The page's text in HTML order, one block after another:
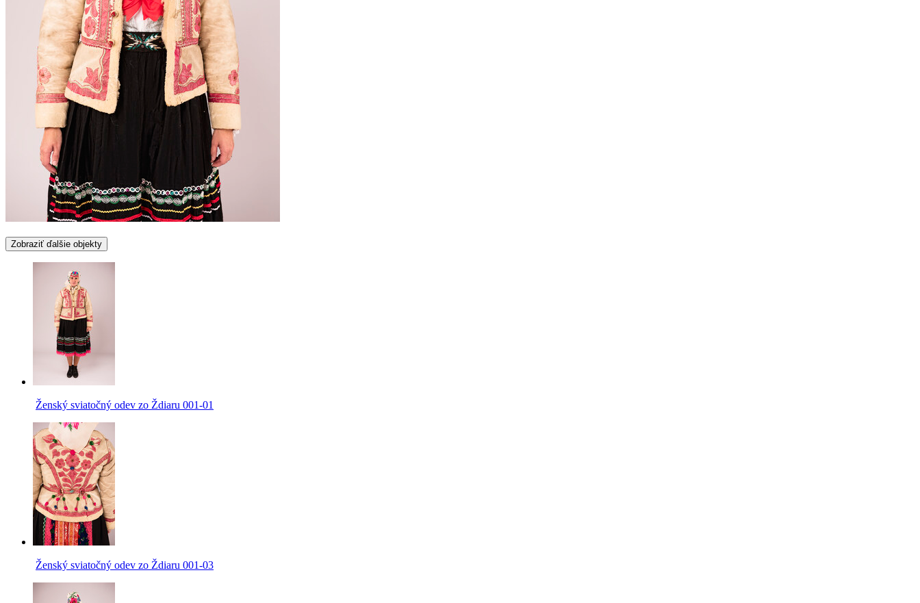
Zobraziť ďalšie objekty
Ženský sviatočný odev zo Ždiaru 001-01
Ženský sviatočný odev zo Ždiaru 001-03